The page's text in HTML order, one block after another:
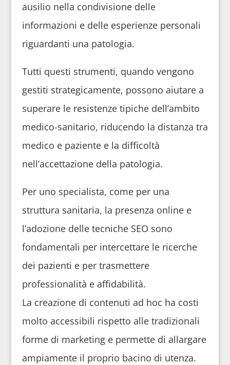
ausilio nella condivisione delle
informazioni e delle esperienze personali
riguardanti una patologia.
Tutti questi strumenti, quando vengono
gestiti strategicamente, possono aiutare a
superare le resistenze tipiche dell’ambito
medico-sanitario, riducendo la distanza tra
medico e paziente e la difficoltà
nell’accettazione della patologia.
Per uno specialista, come per una
struttura sanitaria, la presenza online e
l’adozione delle tecniche SEO sono
fondamentali per intercettare le ricerche
dei pazienti e per trasmettere
professionalità e affidabilità.
La creazione di contenuti ad hoc ha costi
molto accessibili rispetto alle tradizionali
forme di marketing e permette di allargare
ampiamente il proprio bacino di utenza.